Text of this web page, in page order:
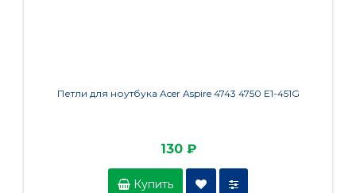
Петли для ноутбука Acer Aspire 4743 4750 E1-451G
130 ₽
Купить